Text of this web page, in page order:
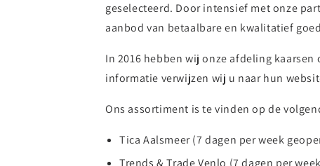
geselecteerd. Door intensief met onze
aanbod van betaalbare en kwalitatief
In 2016 hebben wij onze afdeling
informatie verwijzen wij u naar hun
Ons assortiment is te vinden op de
Tica Aalsmeer (7 dagen per week